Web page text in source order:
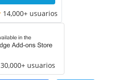
14,000+ usuarios
30,000+ usuarios